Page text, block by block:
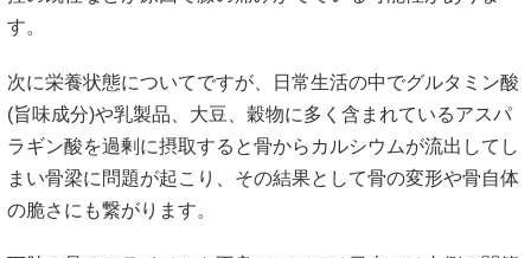
す。
次に栄養状態についてですが、日常生活の中でグルタミン酸
(旨味成分)や乳製品、大豆、穀物に多く含まれているアスパ
ラギン酸を過剰に摂取すると骨からカルシウムが流出してし
まい骨梁に問題が起こり、その結果として骨の変形や骨自体
の脆さにも繋がります。